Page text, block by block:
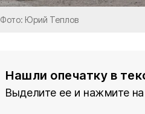
Фото: Юрий Теплов
Нашли опечатку в
Выделите ее и нажмите на